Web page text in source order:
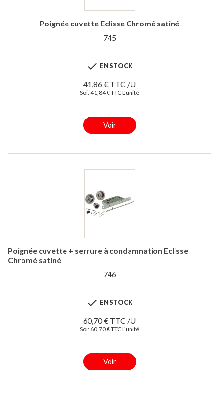
Poignée cuvette Eclisse Chromé satiné
745
 EN STOCK
41,86 € TTC /U
Soit 41,84 € TTC L'unité
Voir
Poignée cuvette + serrure à condamnation Eclisse
Chromé satiné
746
 EN STOCK
60,70 € TTC /U
Soit 60,70 € TTC L'unité
Voir